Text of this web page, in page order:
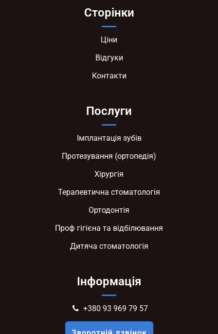
Сторінки
Ціни
Відгуки
Контакти
Послуги
Імплантація зубів
Протезування (ортопедія)
Хірургія
Терапевтична стоматологія
Ортодонтія
Проф гігієна та відбілювання
Дитяча стоматологія
Інформація
+380 93 969 79 57